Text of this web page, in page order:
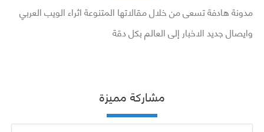
مدونة هادفة تسعى من خلال مقالاتها المتنوعة اثراء الويب العربي
وايصال جديد الاخبار إلى العالم بكل دقة
مشاركة مميزة